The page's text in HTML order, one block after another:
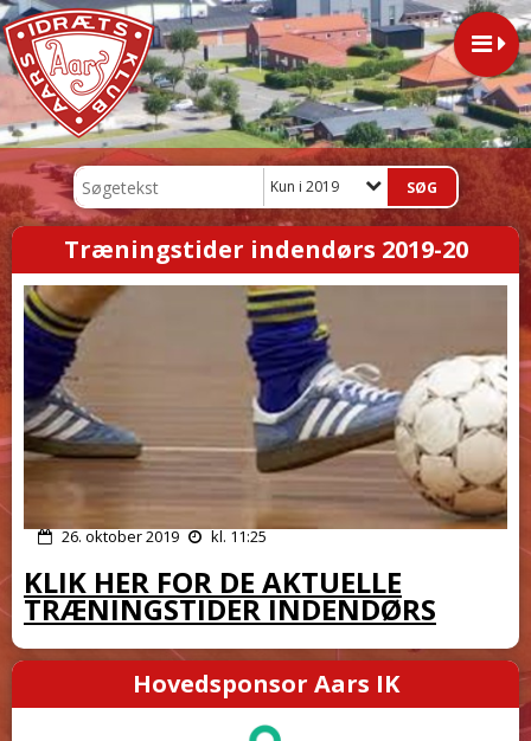
Kun i 2019
Træningstider indendørs 2019-20
26. oktober 2019 kl. 11:25
KLIK HER FOR DE AKTUELLE
TRÆNINGSTIDER INDENDØRS
Hovedsponsor Aars IK